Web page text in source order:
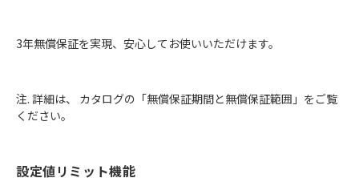
3年無償保証を実現、安心してお使いいただけます。
注. 詳細は、 カタログの「無償保証期間と無償保証範囲」をご覧
ください。
設定値リミット機能